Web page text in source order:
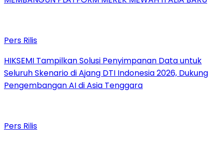
Pers Rilis
HIKSEMI Tampilkan Solusi Penyimpanan Data untuk
Seluruh Skenario di Ajang DTI Indonesia 2026, Dukung
Pengembangan AI di Asia Tenggara
Pers Rilis